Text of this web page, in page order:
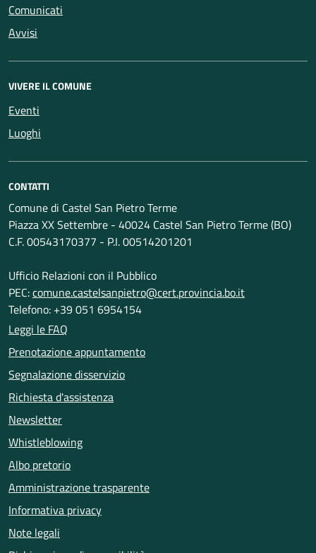
Comunicati
Avvisi
VIVERE IL COMUNE
Eventi
Luoghi
CONTATTI
Comune di Castel San Pietro Terme
Piazza XX Settembre - 40024 Castel San Pietro Terme (BO)
C.F. 00543170377 - P.I. 00514201201
Ufficio Relazioni con il Pubblico
PEC:comune.castelsanpietro@cert.provincia.bo.it
Telefono: +39 051 6954154
Leggi le FAQ
Prenotazione appuntamento
Segnalazione disservizio
Richiesta d'assistenza
Newsletter
Whistleblowing
Albo pretorio
Amministrazione trasparente
Informativa privacy
Note legali